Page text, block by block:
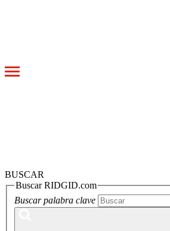
Toggle
BUSCAR
Buscar RIDGID.com
Buscar palabra clave